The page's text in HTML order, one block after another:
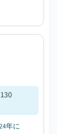
130
年に